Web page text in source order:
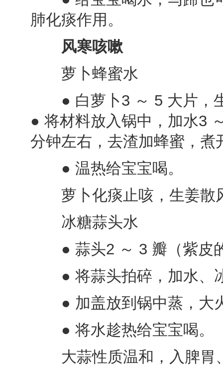
肺化痰作用。
风寒咳嗽
萝卜蜂蜜水
● 白萝卜3 ～ 5 大片，
● 将材料放入锅中，加水3
分钟左右，去渣加蜂蜜，煮
● 温热给宝宝喝。
萝卜化痰止咳，生姜散
冰糖蒜头水
● 蒜头2 ～ 3 瓣（紫皮
● 将蒜头拍碎，加水、
● 加盖放到锅中蒸，大
● 将水趁热给宝宝喝。
大蒜性质温和，入脾胃